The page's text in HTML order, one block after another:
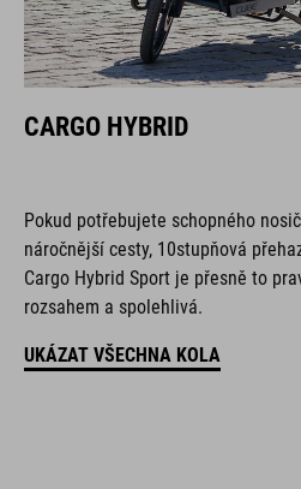
CARGO HYBRID
Pokud potřebujete schopného
náročnější cesty, 10stupňová
Cargo Hybrid Sport je přesně to
rozsahem a spolehlivá.
UKÁZAT VŠECHNA KOLA